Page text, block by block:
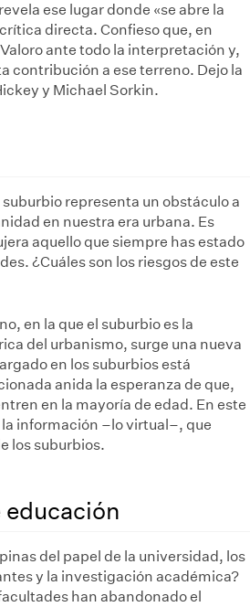
ese lugar donde «se abre la
directa. Confieso que, en
ante todo la interpretación y,
contribución a ese terreno. Dejo la
y Michael Sorkin.
representa un obstáculo a
en nuestra era urbana. Es
aquello que siempre has estado
¿Cuáles son los riesgos de este
en la que el suburbio es la
del urbanismo, surge una nueva
en los suburbios está
anida la esperanza de que,
en la mayoría de edad. En este
información –lo virtual–, que
los suburbios.
educación
del papel de la universidad, los
y la investigación académica?
han abandonado el